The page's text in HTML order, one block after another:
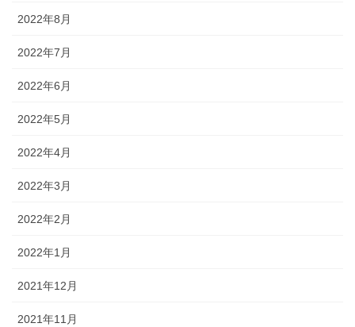
2022年8月
2022年7月
2022年6月
2022年5月
2022年4月
2022年3月
2022年2月
2022年1月
2021年12月
2021年11月